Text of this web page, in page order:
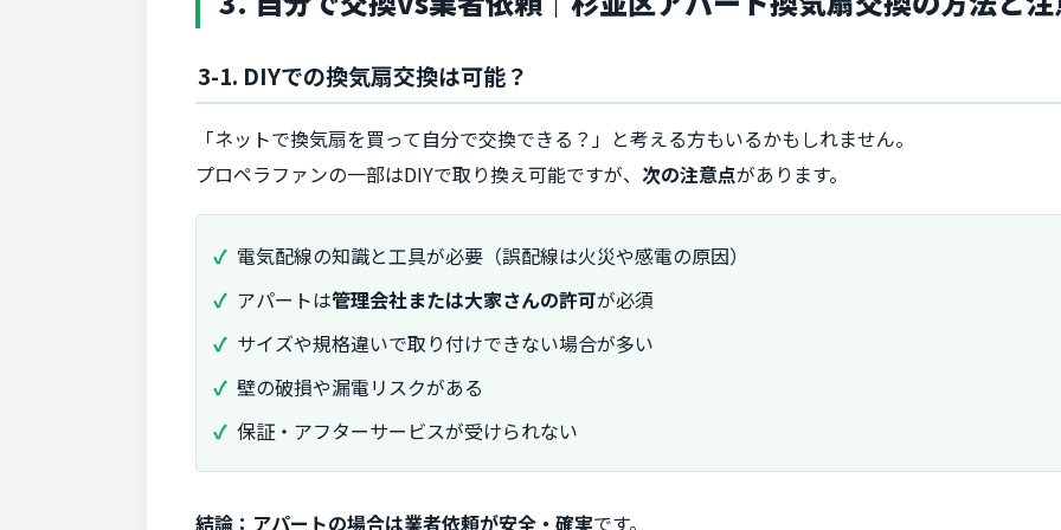
3-1. DIYでの換気扇交換は可能？
「ネットで換気扇を買って自分で交換できる？」と考える方もいるかもしれません。
プロペラファンの一部はDIYで取り換え可能ですが、 次の注意点があります。
電気配線の知識と工具が必要（誤配線は火災や感電の原因）
アパートは管理会社または大家さんの許可が必須
サイズや規格違いで取り付けできない場合が多い
壁の破損や漏電リスクがある
保証・アフターサービスが受けられない
結論：アパートの場合は業者依頼が安全・確実です。